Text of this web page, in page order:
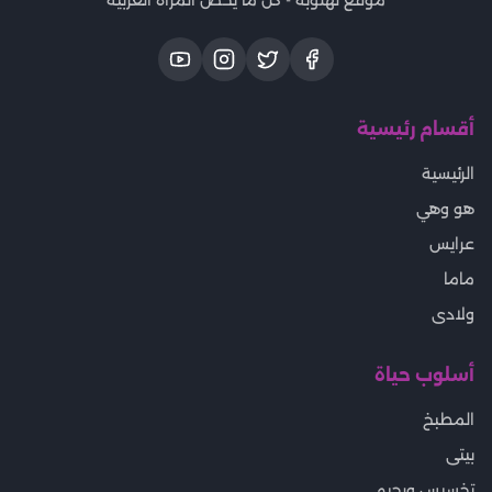
أقسام رئيسية
الرئيسية
هو وهي
عرايس
ماما
ولادى
أسلوب حياة
المطبخ
بيتى